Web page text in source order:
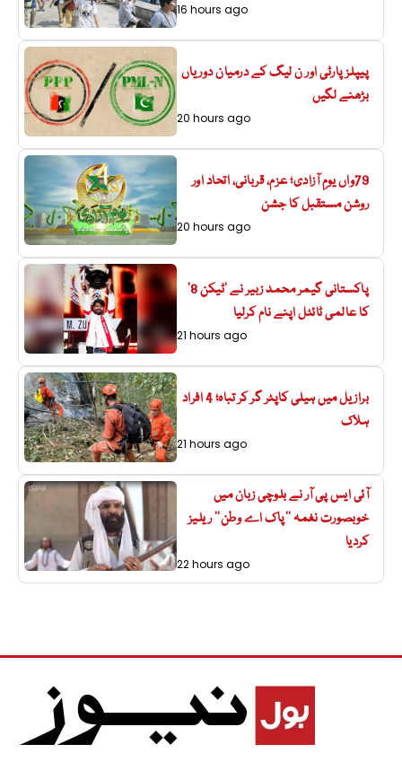
16 hours ago
پیپلزپارٹی اور ن لیگ کے درمیان دوریاں
بڑھنے لگیں
20 hours ago
79واں یومِ آزادی؛ عزم، قربانی، اتحاد اور
روشن مستقبل کا جشن
20 hours ago
پاکستانی گیمر محمد زبیر نے ’ٹیکن 8‘
کا عالمی ٹائٹل اپنے نام کرلیا
21 hours ago
برازیل میں ہیلی کاپٹر گر کر تباہ؛ 4 افراد
ہلاک
21 hours ago
آئی ایس پی آر نے بلوچی زبان میں
خوبصورت نغمہ ’’پاک اے وطن‘‘ ریلیز
کردیا
22 hours ago